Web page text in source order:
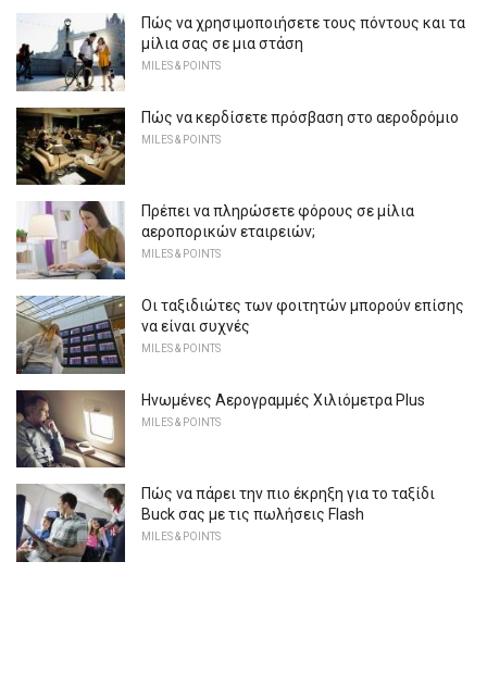
Πώς να χρησιμοποιήσετε τους πόντους και τα
μίλια σας σε μια στάση
MILES & POINTS
Πώς να κερδίσετε πρόσβαση στο αεροδρόμιο
MILES & POINTS
Πρέπει να πληρώσετε φόρους σε μίλια
αεροπορικών εταιρειών;
MILES & POINTS
Οι ταξιδιώτες των φοιτητών μπορούν επίσης
να είναι συχνές
MILES & POINTS
Ηνωμένες Αερογραμμές Χιλιόμετρα Plus
MILES & POINTS
Πώς να πάρει την πιο έκρηξη για το ταξίδι
Buck σας με τις πωλήσεις Flash
MILES & POINTS